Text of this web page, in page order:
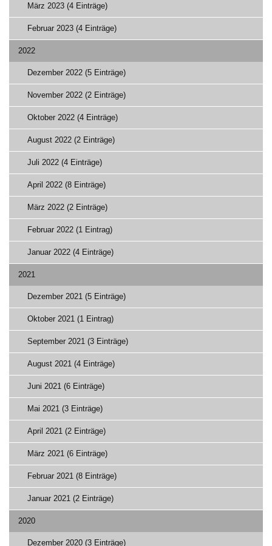
März 2023 (4 Einträge)
Februar 2023 (4 Einträge)
2022
Dezember 2022 (5 Einträge)
November 2022 (2 Einträge)
Oktober 2022 (4 Einträge)
August 2022 (2 Einträge)
Juli 2022 (4 Einträge)
April 2022 (8 Einträge)
März 2022 (2 Einträge)
Februar 2022 (1 Eintrag)
Januar 2022 (4 Einträge)
2021
Dezember 2021 (5 Einträge)
Oktober 2021 (1 Eintrag)
September 2021 (3 Einträge)
August 2021 (4 Einträge)
Juni 2021 (6 Einträge)
Mai 2021 (3 Einträge)
April 2021 (2 Einträge)
März 2021 (6 Einträge)
Februar 2021 (8 Einträge)
Januar 2021 (2 Einträge)
2020
Dezember 2020 (3 Einträge)